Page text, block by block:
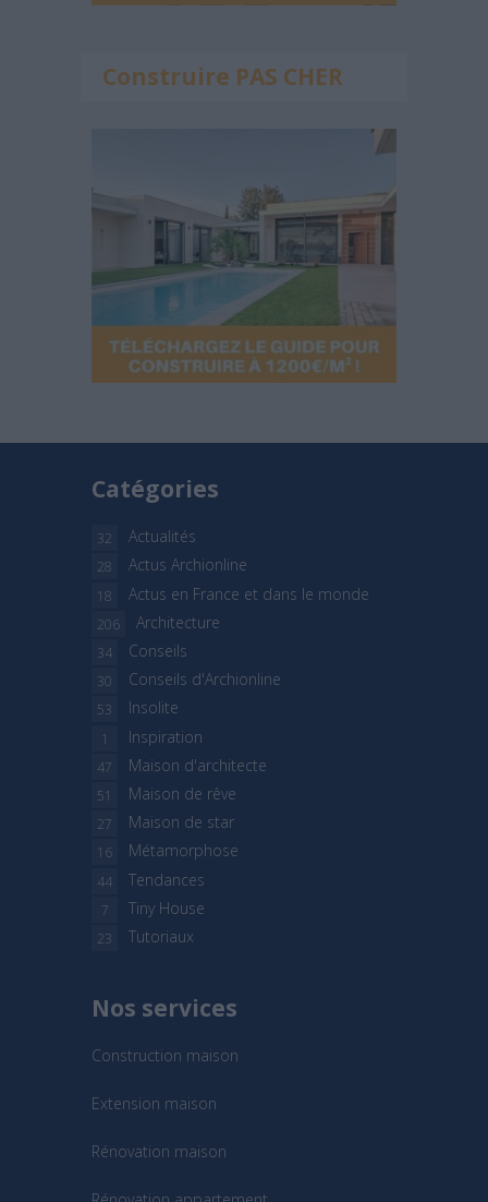
Construire PAS CHER
Catégories
Actualités
32
Actus Archionline
28
Actus en France et dans le monde
18
Architecture
206
Conseils
34
Conseils d'Archionline
30
Insolite
53
Inspiration
1
Maison d'architecte
47
Maison de rêve
51
Maison de star
27
Métamorphose
16
Tendances
44
Tiny House
7
Tutoriaux
23
Nos services
Construction maison
Extension maison
Rénovation maison